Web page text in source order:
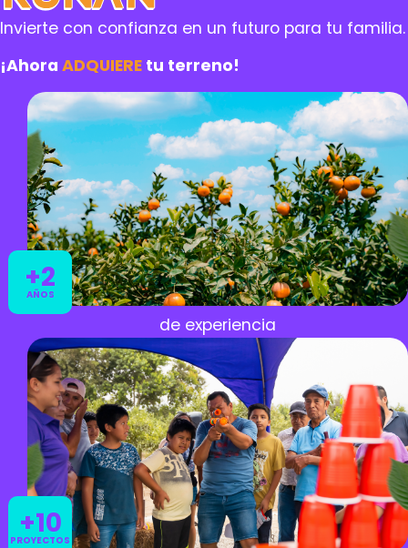
Invierte con confianza en un futuro para tu familia.
¡Ahora ADQUIERE tu terreno!
+2
AÑOS
de experiencia
+10
PROYECTOS